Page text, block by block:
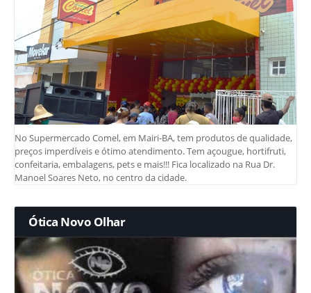
No Supermercado Comel, em Mairi-BA, tem produtos de qualidade,
preços imperdíveis e ótimo atendimento. Tem açougue, hortifruti,
confeitaria, embalagens, pets e mais!!! Fica localizado na Rua Dr.
Manoel Soares Neto, no centro da cidade.
Ótica Novo Olhar